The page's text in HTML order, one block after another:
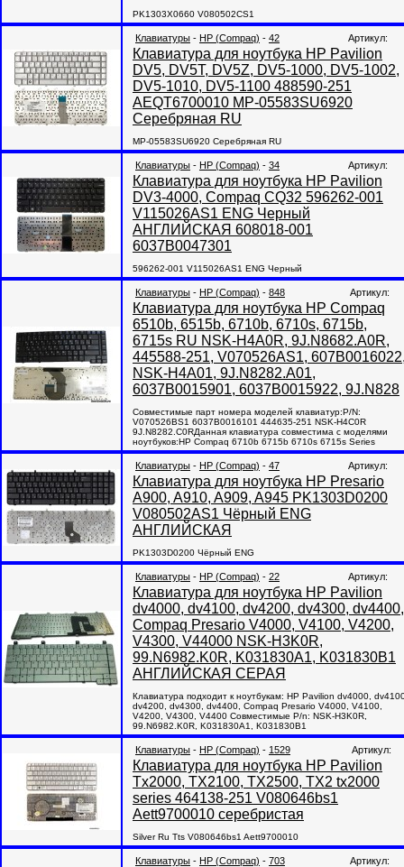
PK1303X0660 V080502CS1
Клавиатуры - HP (Compaq) - 42 Артикул:
Клавиатура для ноутбука HP Pavilion
DV5, DV5T, DV5Z, DV5-1000, DV5-1002,
DV5-1010, DV5-1100 488590-251
AEQT6700010 MP-05583SU6920
Серебряная RU
MP-05583SU6920 Серебряная RU
Клавиатуры - HP (Compaq) - 34 Артикул:
Клавиатура для ноутбука HP Pavilion
DV3-4000, Compaq CQ32 596262-001
V115026AS1 ENG Черный
АНГЛИЙСКАЯ 608018-001
6037B0047301
596262-001 V115026AS1 ENG Черный
Клавиатуры - HP (Compaq) - 848 Артикул:
Клавиатура для ноутбука HP Compaq
6510b, 6515b, 6710b, 6710s, 6715b,
6715s RU NSK-H4A0R, 9J.N8682.A0R,
445588-251, V070526AS1,
NSK-H4A01, 9J.N8282.A01,
6037B0015901, 6037B0015922, 9J.N828
Совместимые парт номера моделей клавиатур:P/N:
V070526BS1 6037B0016101 444635-251 NSK-H4C0R
9J.N8282.C0RДанная клавиатура совместима с моделями
ноутбуков:HP Compaq 6710b 6715b 6710s 6715s Series
Клавиатуры - HP (Compaq) - 47 Артикул:
Клавиатура для ноутбука HP Presario
A900, A910, A909, A945 PK1303D0200
V080502AS1 Чёрный ENG
АНГЛИЙСКАЯ
PK1303D0200 Чёрный ENG
Клавиатуры - HP (Compaq) - 22 Артикул:
Клавиатура для ноутбука HP Pavilion
dv4000, dv4100, dv4200, dv4300, dv4400,
Compaq Presario V4000, V4100, V4200,
V4300, V44000 NSK-H3K0R,
99.N6982.K0R, K031830A1, K031830B1
АНГЛИЙСКАЯ СЕРАЯ
Клавиатура подходит к ноутбукам: HP Pavilion dv4000,
dv4200, dv4300, dv4400, Compaq Presario V4000, V4100,
V4200, V4300, V4400 Совместимые P/n: NSK-H3K0R,
99.N6982.K0R, K031830A1, K031830B1
Клавиатуры - HP (Compaq) - 1529 Артикул:
Клавиатура для ноутбука HP Pavilion
Tx2000, TX2100, TX2500, TX2 tx2000
series 464138-251 V080646bs1
Aett9700010 серебристая
Silver Ru Tts V080646bs1 Aett9700010
Клавиатуры - HP (Compaq) - 703 Артикул: